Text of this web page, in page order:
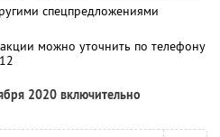
спецпредложениями
можно уточнить по телефону
2020 включительно